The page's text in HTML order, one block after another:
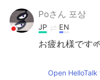
Poさん 포상
JP EN
お疲れ様です
Ruka
Open